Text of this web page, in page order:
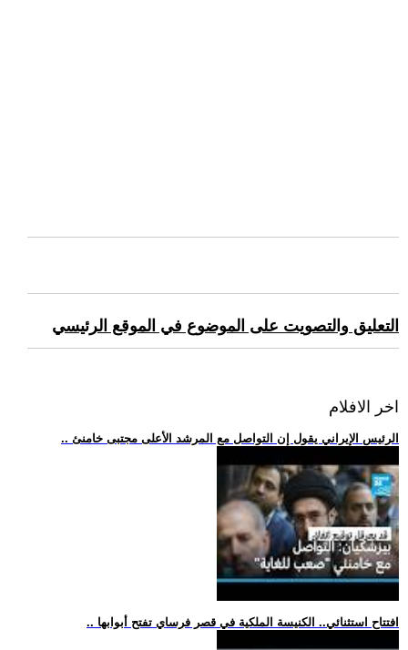
التعليق والتصويت على الموضوع في الموقع الرئيسي
اخر الافلام
.. الرئيس الإيراني يقول إن التواصل مع المرشد الأعلى مجتبى خامنئ
.. افتتاح استثنائي.. الكنيسة الملكية في قصر فرساي تفتح أبوابها